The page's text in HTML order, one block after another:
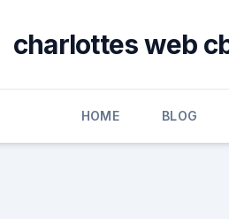
charlottes web
HOME BLOG